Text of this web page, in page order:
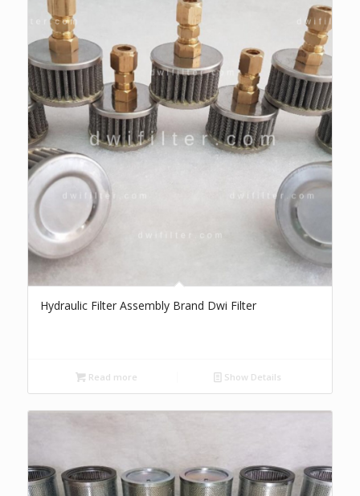
Hydraulic Filter Assembly Brand Dwi Filter
Read more Show Details